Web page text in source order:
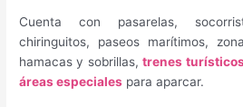
Cuenta con pasarelas,
chiringuitos, paseos marítimos,
hamacas y sobrillas,trenes
áreas especiales para aparcar.